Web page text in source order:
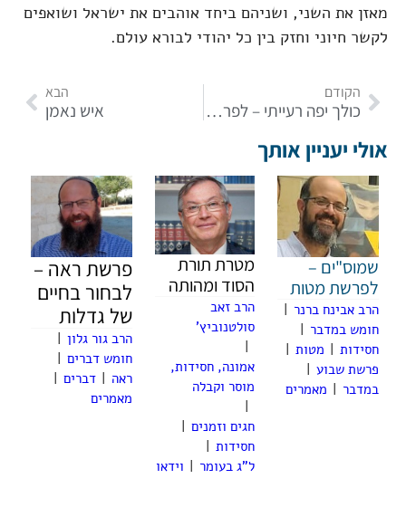
מאזן את השני, ושניהם ביחד אוהבים את ישראל ושואפים
לקשר חיוני וחזק בין כל יהודי לבורא עולם.
הקודם
כולך יפה רעייתי – לפרשת קרח
הבא
איש נאמן
אולי יעניין אותך
שמוס"ים –
לפרשת מטות
הרב אבינח ברנר |
חומש במדבר |
חסידות | מטות |
פרשת שבוע |
במדבר | מאמרים
מטרת תורת
הסוד ומהותה
הרב זאב
סולטנוביץ'
אמונה, חסידות,
מוסר וקבלה
חגים וזמנים |
חסידות |
ל"ג בעומר | וידאו
פרשת ראה –
לבחור בחיים
של גדלות
הרב גור גלון |
חומש דברים |
ראה | דברים |
מאמרים